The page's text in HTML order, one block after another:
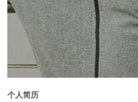
个人简历